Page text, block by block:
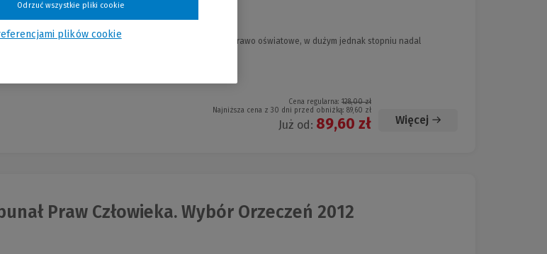
która częściowo została zastąpiona nową ustawą - Prawo oświatowe, w dużym jednak stopniu nadal
Cena regularna: 128,00 zł
Najniższa cena z 30 dni przed obniżką: 89,60 zł
Już od: 89,60 zł Więcej
Praw Człowieka. Wybór Orzeczeń 2012
plików cookie
Odrzuć wszystkie pliki cookie